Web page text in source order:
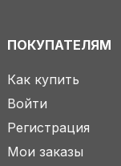
ПОКУПАТЕЛЯМ
Как купить
Войти
Регистрация
Мои заказы